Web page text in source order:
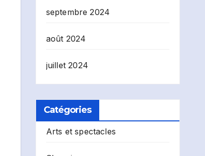
septembre 2024
août 2024
juillet 2024
Catégories
Arts et spectacles